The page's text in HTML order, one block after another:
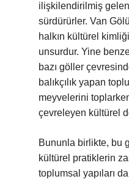
ilişkilendirilmiş
sürdürürler. Van
halkın kültürel
unsurdur. Yine
bazı göller
balıkçılık yapan
meyvelerini
çevreleyen kültürel
Bununla birlikte, bu
kültürel pratiklerin
toplumsal yapıları